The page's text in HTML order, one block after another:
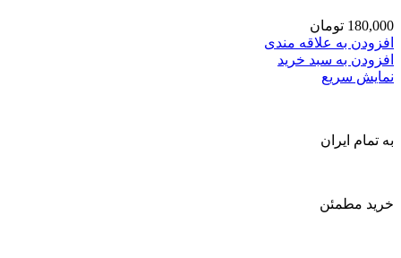
180,000 تومان
افزودن به علاقه مندی
افزودن به سبد خرید
نمایش سریع
به تمام ایران
خرید مطمئن